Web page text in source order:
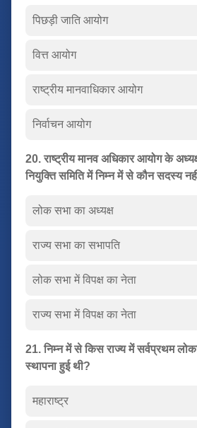
पिछड़ी जाति आयोग
वित्त आयोग
राष्ट्रीय मानवाधिकार आयोग
निर्वाचन आयोग
20. राष्ट्रीय मानव अधिकार आयोग के
नियुक्ति समिति में निम्न में से कौन सदस्य
लोक सभा का अध्यक्ष
राज्य सभा का सभापति
लोक सभा में विपक्ष का नेता
राज्य सभा में विपक्ष का नेता
21. निम्न में से किस राज्य में सर्वप्रथम
स्थापना हुई थी?
महाराष्ट्र